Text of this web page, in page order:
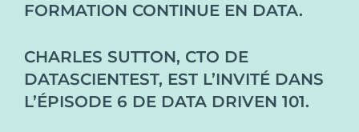
FORMATION CONTINUE EN DATA.
CHARLES SUTTON, CTO DE
DATASCIENTEST, EST L’INVITÉ DANS
L’ÉPISODE 6 DE DATA DRIVEN 101.